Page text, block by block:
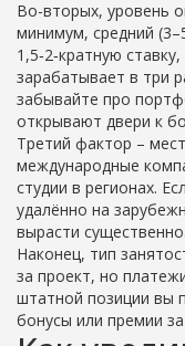
Во-вторых, уровень
минимум, средний
1,5‑2‑кратную
зарабатывает в три
забывайте про
открывают двери к
Третий фактор –
международные
студии в регионах.
удалённо на
вырасти существенно.
Наконец, тип
за проект, но
штатной позиции вы
бонусы или премии